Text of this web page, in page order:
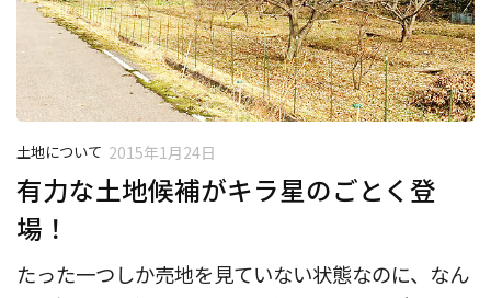
土地について 2015年1月24日
有力な土地候補がキラ星のごとく登
場！
たった一つしか売地を見ていない状態なのに、なん